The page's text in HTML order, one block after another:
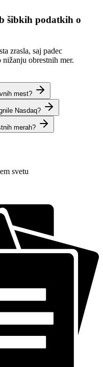
šibkih podatkih o
sta zrasla, saj padec
obrestnih mer.
mest?
Nasdaq?
merah?
svetu